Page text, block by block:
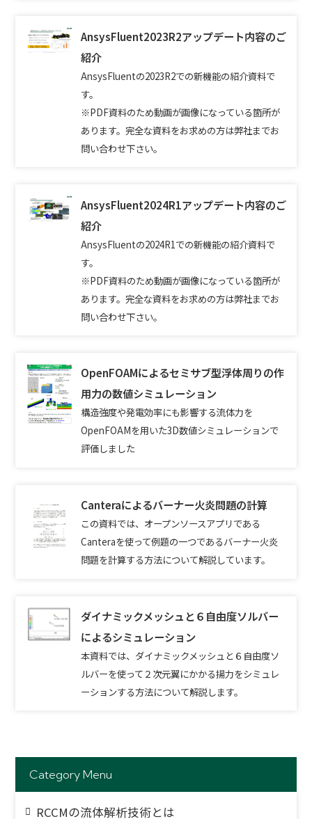
AnsysFluent2023R2アップデート内容のご
紹介
AnsysFluentの2023R2での新機能の紹介資料で
す。
※PDF資料のため動画が画像になっている箇所が
あります。完全な資料をお求めの方は弊社までお
問い合わせ下さい。
AnsysFluent2024R1アップデート内容のご
紹介
AnsysFluentの2024R1での新機能の紹介資料で
す。
※PDF資料のため動画が画像になっている箇所が
あります。完全な資料をお求めの方は弊社までお
問い合わせ下さい。
OpenFOAMによるセミサブ型浮体周りの作
用力の数値シミュレーション
構造強度や発電効率にも影響する流体力を
OpenFOAMを用いた3D数値シミュレーションで
評価しました
Canteraによるバーナー火炎問題の計算
この資料では、オープンソースアプリである
Canteraを使って例題の一つであるバーナー火炎
問題を計算する方法について解説しています。
ダイナミックメッシュと６自由度ソルバー
によるシミュレーション
本資料では、ダイナミックメッシュと６自由度ソ
ルバーを使って２次元翼にかかる揚力をシミュレ
ーションする方法について解説します。
Category Menu
RCCMの流体解析技術とは